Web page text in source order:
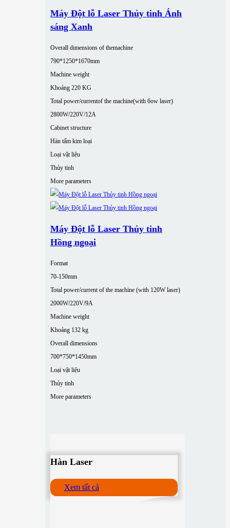
Máy Đột lỗ Laser Thủy tinh Ánh
sáng Xanh
Overall dimensions of themachine
790*1250*1670mm
Machine weight
Khoảng 220 KG
Total power/currentof the machine(with 6ow laser)
2800W/220V/12A
Cabinet structure
Hàn tấm kim loại
Loại vật liệu
Thủy tinh
More parameters
Máy Đột lỗ Laser Thủy tinh
Hồng ngoại
Format
70-150mm
Total power/current of the machine (with 120W laser)
2000W/220V/9A
Machine weight
Khoảng 132 kg
Overall dimensions
700*750*1450mm
Loại vật liệu
Thủy tinh
More parameters
Hàn Laser
Xem tất cả